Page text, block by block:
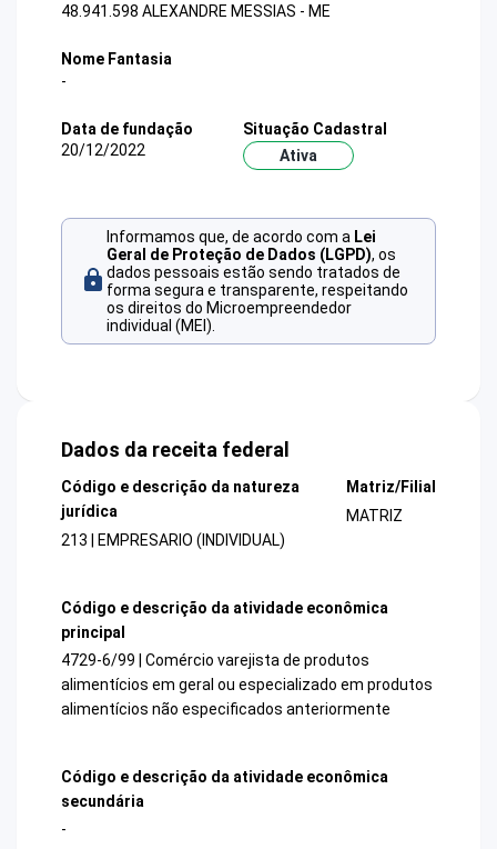
48.941.598 ALEXANDRE MESSIAS - ME
Nome Fantasia
-
Data de fundação
20/12/2022
Situação Cadastral
Ativa
Informamos que, de acordo com a Lei
Geral de Proteção de Dados (LGPD), os
dados pessoais estão sendo tratados de
forma segura e transparente, respeitando
os direitos do Microempreendedor
individual (MEI).
Dados da receita federal
Código e descrição da natureza
jurídica
213 | EMPRESARIO (INDIVIDUAL)
Matriz/Filial
MATRIZ
Código e descrição da atividade econômica
principal
4729-6/99 | Comércio varejista de produtos
alimentícios em geral ou especializado em produtos
alimentícios não especificados anteriormente
Código e descrição da atividade econômica
secundária
-